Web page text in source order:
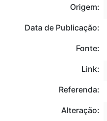
Origem:
Data de Publicação:
Fonte:
Link:
Referenda:
Alteração: